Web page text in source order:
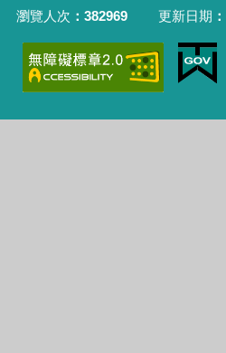
瀏覽人次
382969 更新日期